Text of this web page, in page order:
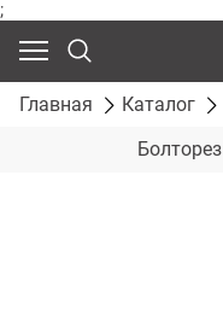
;
Главная Каталог